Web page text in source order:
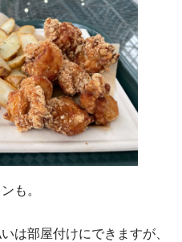
も。
は部屋付けにできますが、